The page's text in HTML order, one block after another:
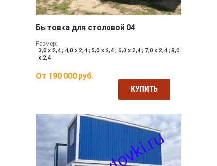
Бытовка для столовой 04
Размер:
3,0 х 2,4 ; 4,0 х 2,4 ; 5,0 х 2,4 ; 6,0 х 2,4 ; 7,0 х 2,4 ; 8,0
х 2,4
От 190 000 руб.
КУПИТЬ